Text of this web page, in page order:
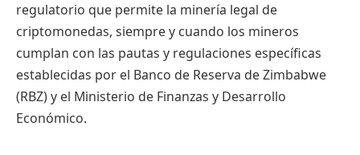
regulatorio que permite la minería legal de
criptomonedas, siempre y cuando los mineros
cumplan con las pautas y regulaciones específicas
establecidas por el Banco de Reserva de Zimbabwe
(RBZ) y el Ministerio de Finanzas y Desarrollo
Económico.